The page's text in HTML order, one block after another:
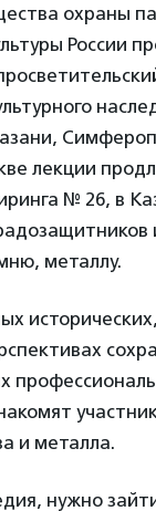
охраны
России
лекции
№ 26, в
металлу.
и металла.
нужно